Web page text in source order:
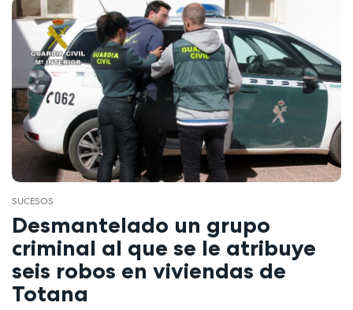
SUCESOS
Desmantelado un grupo
criminal al que se le atribuye
seis robos en viviendas de
Totana